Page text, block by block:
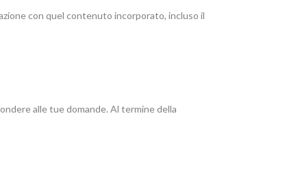
con quel contenuto incorporato, incluso il
alle tue domande. Al termine della